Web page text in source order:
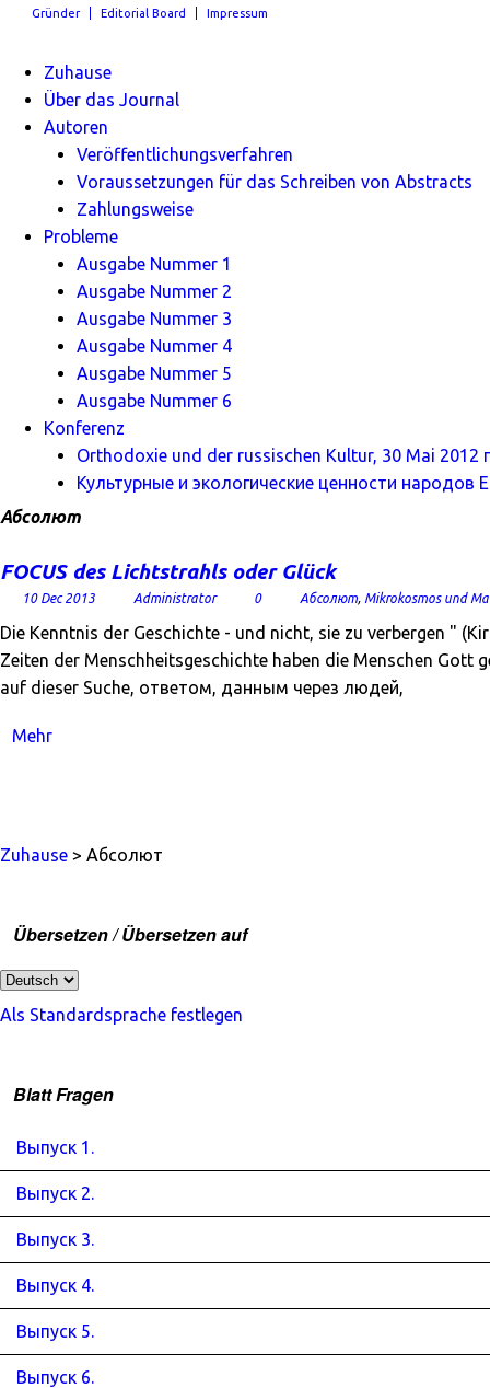
Gründer Editorial Board Impressum
Zuhause
Über das Journal
Autoren
Veröffentlichungsverfahren
Voraussetzungen für das Schreiben von Abstracts
Zahlungsweise
Probleme
Ausgabe Nummer 1
Ausgabe Nummer 2
Ausgabe Nummer 3
Ausgabe Nummer 4
Ausgabe Nummer 5
Ausgabe Nummer 6
Konferenz
Orthodoxie und der russischen Kultur, 30 Mai 2012
Культурные и экологические ценности народов
Абсолют
FOCUS des Lichtstrahls oder Glück
10 Dec 2013 Administrator 0 Абсолют, Mikrokosmos und
Die Kenntnis der Geschichte - und nicht, sie zu verbergen "
Zeiten der Menschheitsgeschichte haben die Menschen
auf dieser Suche, ответом, данным через людей,
Mehr
Zuhause > Абсолют
Übersetzen / Übersetzen auf
Als Standardsprache festlegen
Blatt Fragen
Выпуск 1.
Выпуск 2.
Выпуск 3.
Выпуск 4.
Выпуск 5.
Выпуск 6.